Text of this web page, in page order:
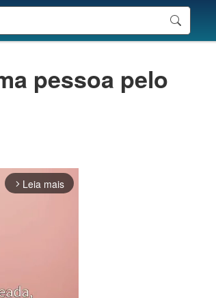
pessoa pelo
arrow_forward_ios Leia mais